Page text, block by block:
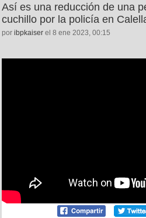
Así es una reducción de una
cuchillo por la policía en
por ibpkaiser el 8 ene 2023, 00:15